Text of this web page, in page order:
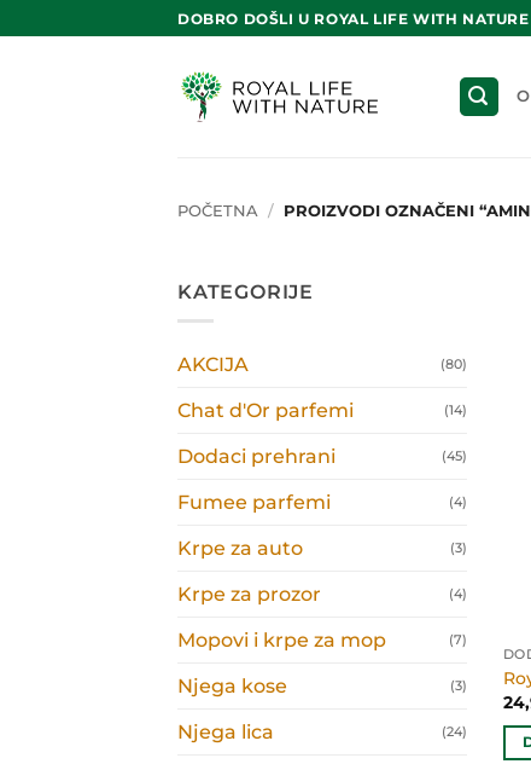
to
DOBRO DOŠLI U ROYAL LIFE WITH NATURE
POČETNA / PROIZVODI OZNAČENI
KATEGORIJE
AKCIJA (80)
Chat d'Or parfemi (14)
Dodaci prehrani (45)
Fumee parfemi (4)
Krpe za auto (3)
Krpe za prozor (4)
Mopovi i krpe za mop (7)
Njega kose (3)
Njega lica (24)